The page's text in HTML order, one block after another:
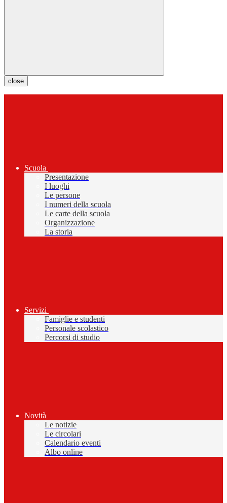
close
Scuola
Presentazione
I luoghi
Le persone
I numeri della scuola
Le carte della scuola
Organizzazione
La storia
Servizi
Famiglie e studenti
Personale scolastico
Percorsi di studio
Novità
Le notizie
Le circolari
Calendario eventi
Albo online